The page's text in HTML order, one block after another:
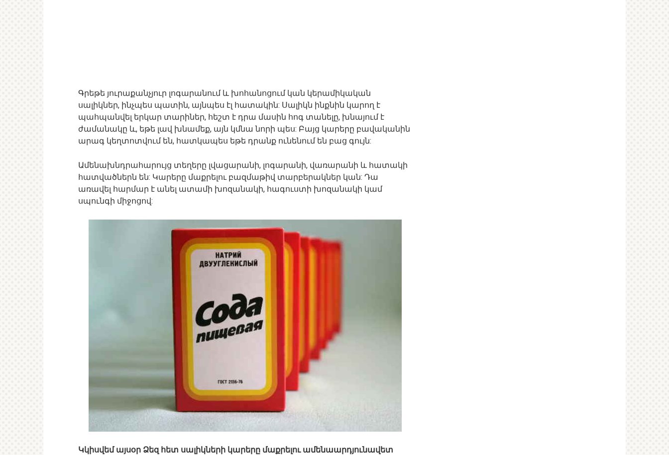
Գրեթե յուրաքանչյուր լոգարանում և խոհանոցում կան կերամիկական
սալիկներ, ինչպես պատին, այնպես էլ հատակին: Սալիկն ինքնին կարող է
պահպանվել երկար տարիներ, հեշտ է դրա մասին հոգ տանելը, խնայում է
ժամանակը և, եթե լավ խնամեք, այն կմնա նորի պես: Բայց կարերը բավականին
արագ կեղտոտվում են, հատկապես եթե դրանք ունենում են բաց գույն:
Ամենախնդրահարույց տեղերը լվացարանի, լոգարանի, վառարանի և հատակի
հատվածներն են: Կարերը մաքրելու բազմաթիվ տարբերակներ կան: Դա
առավել հարմար է անել ատամի խոզանակի, հագուստի խոզանակի կամ
սպունգի միջոցով:
Կկիսվեմ այսօր Ձեզ հետ սալիկների կարերը մաքրելու ամենաարդյունավետ